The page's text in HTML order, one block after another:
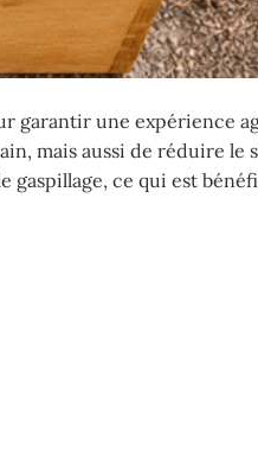
garantir une expérience
mais aussi de réduire le
gaspillage, ce qui est